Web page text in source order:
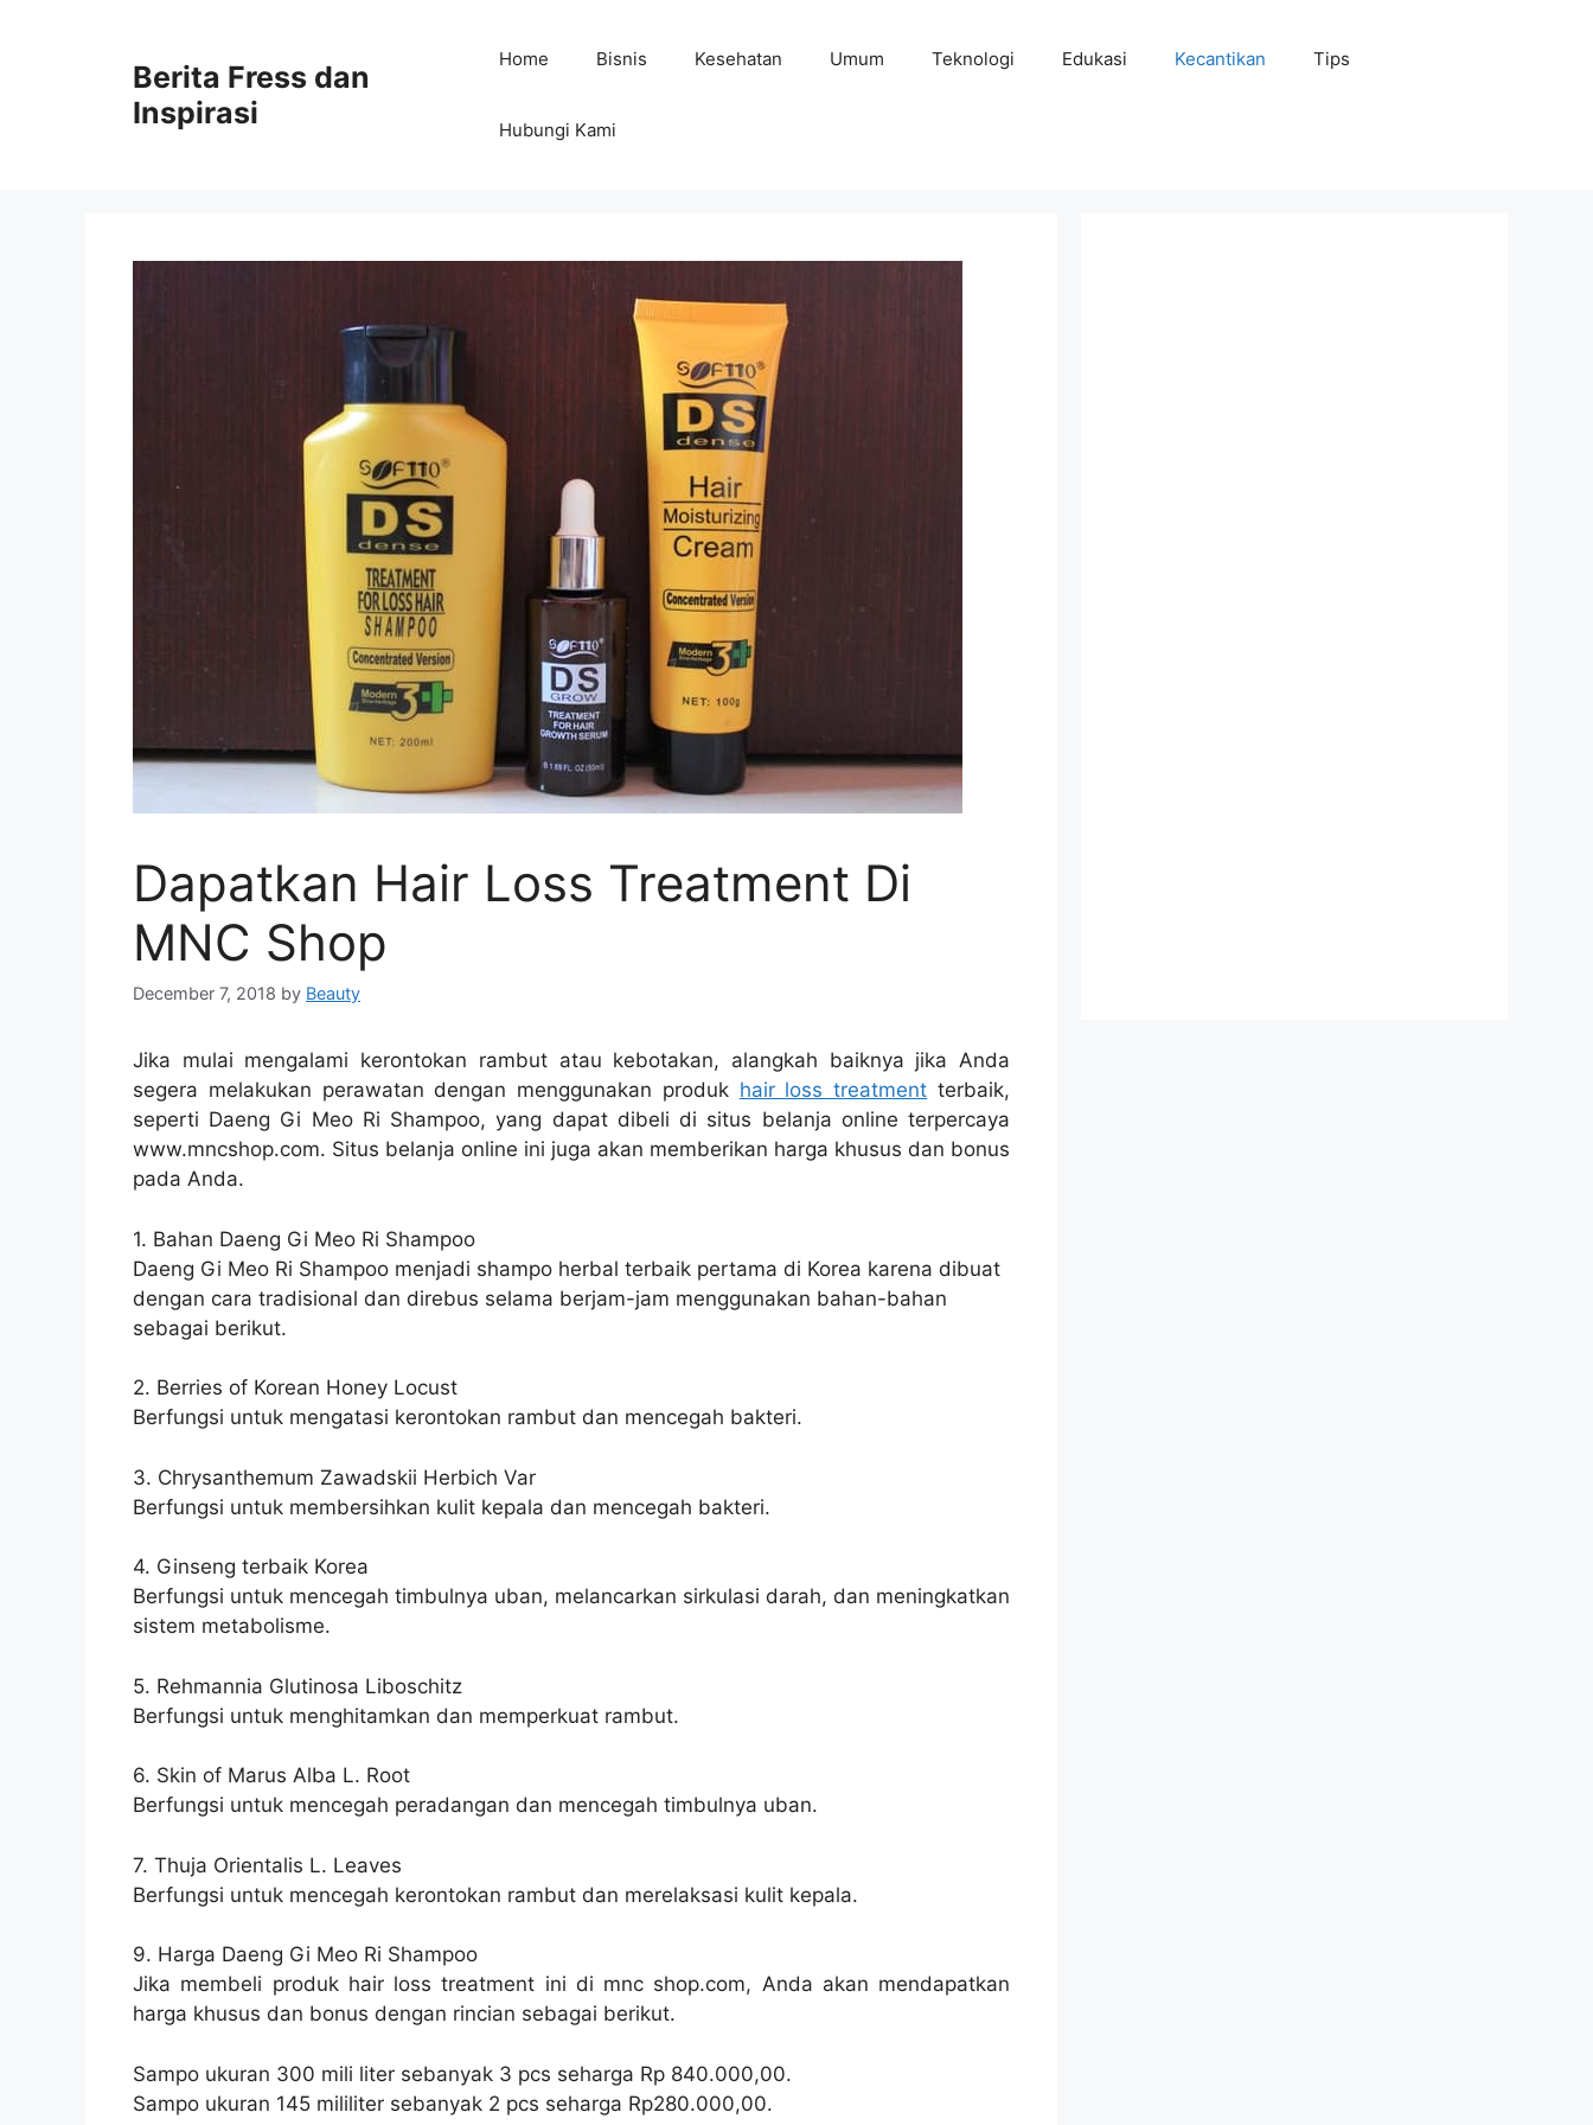
Berita Fress dan
Inspirasi
Home Bisnis Kesehatan Umum Teknologi Edukasi Kecantikan Tips
Hubungi Kami
Dapatkan Hair Loss Treatment Di
MNC Shop
December 7, 2018 by Beauty
Jika mulai mengalami kerontokan rambut atau kebotakan, alangkah baiknya jika Anda
segera melakukan perawatan dengan menggunakan produk hair loss treatment terbaik,
seperti Daeng Gi Meo Ri Shampoo, yang dapat dibeli di situs belanja online terpercaya
www.mncshop.com. Situs belanja online ini juga akan memberikan harga khusus dan bonus
pada Anda.
1. Bahan Daeng Gi Meo Ri Shampoo
Daeng Gi Meo Ri Shampoo menjadi shampo herbal terbaik pertama di Korea karena dibuat
dengan cara tradisional dan direbus selama berjam-jam menggunakan bahan-bahan
sebagai berikut.
2. Berries of Korean Honey Locust
Berfungsi untuk mengatasi kerontokan rambut dan mencegah bakteri.
3. Chrysanthemum Zawadskii Herbich Var
Berfungsi untuk membersihkan kulit kepala dan mencegah bakteri.
4. Ginseng terbaik Korea
Berfungsi untuk mencegah timbulnya uban, melancarkan sirkulasi darah, dan meningkatkan
sistem metabolisme.
5. Rehmannia Glutinosa Liboschitz
Berfungsi untuk menghitamkan dan memperkuat rambut.
6. Skin of Marus Alba L. Root
Berfungsi untuk mencegah peradangan dan mencegah timbulnya uban.
7. Thuja Orientalis L. Leaves
Berfungsi untuk mencegah kerontokan rambut dan merelaksasi kulit kepala.
9. Harga Daeng Gi Meo Ri Shampoo
Jika membeli produk hair loss treatment ini di mnc shop.com, Anda akan mendapatkan
harga khusus dan bonus dengan rincian sebagai berikut.
Sampo ukuran 300 mili liter sebanyak 3 pcs seharga Rp 840.000,00.
Sampo ukuran 145 mililiter sebanyak 2 pcs seharga Rp280.000,00.